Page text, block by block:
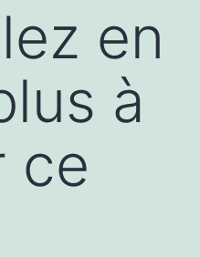
en
à
ce